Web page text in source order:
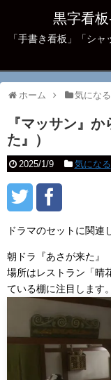
黒字看
「手書き看板」「シ
ホーム 気になる
『マッサン』
た』）
2025/1/9 気になる
ドラマのセットに関連
朝ドラ『あさが来た』
場所はレストラン「晴
ている棚に注目します。